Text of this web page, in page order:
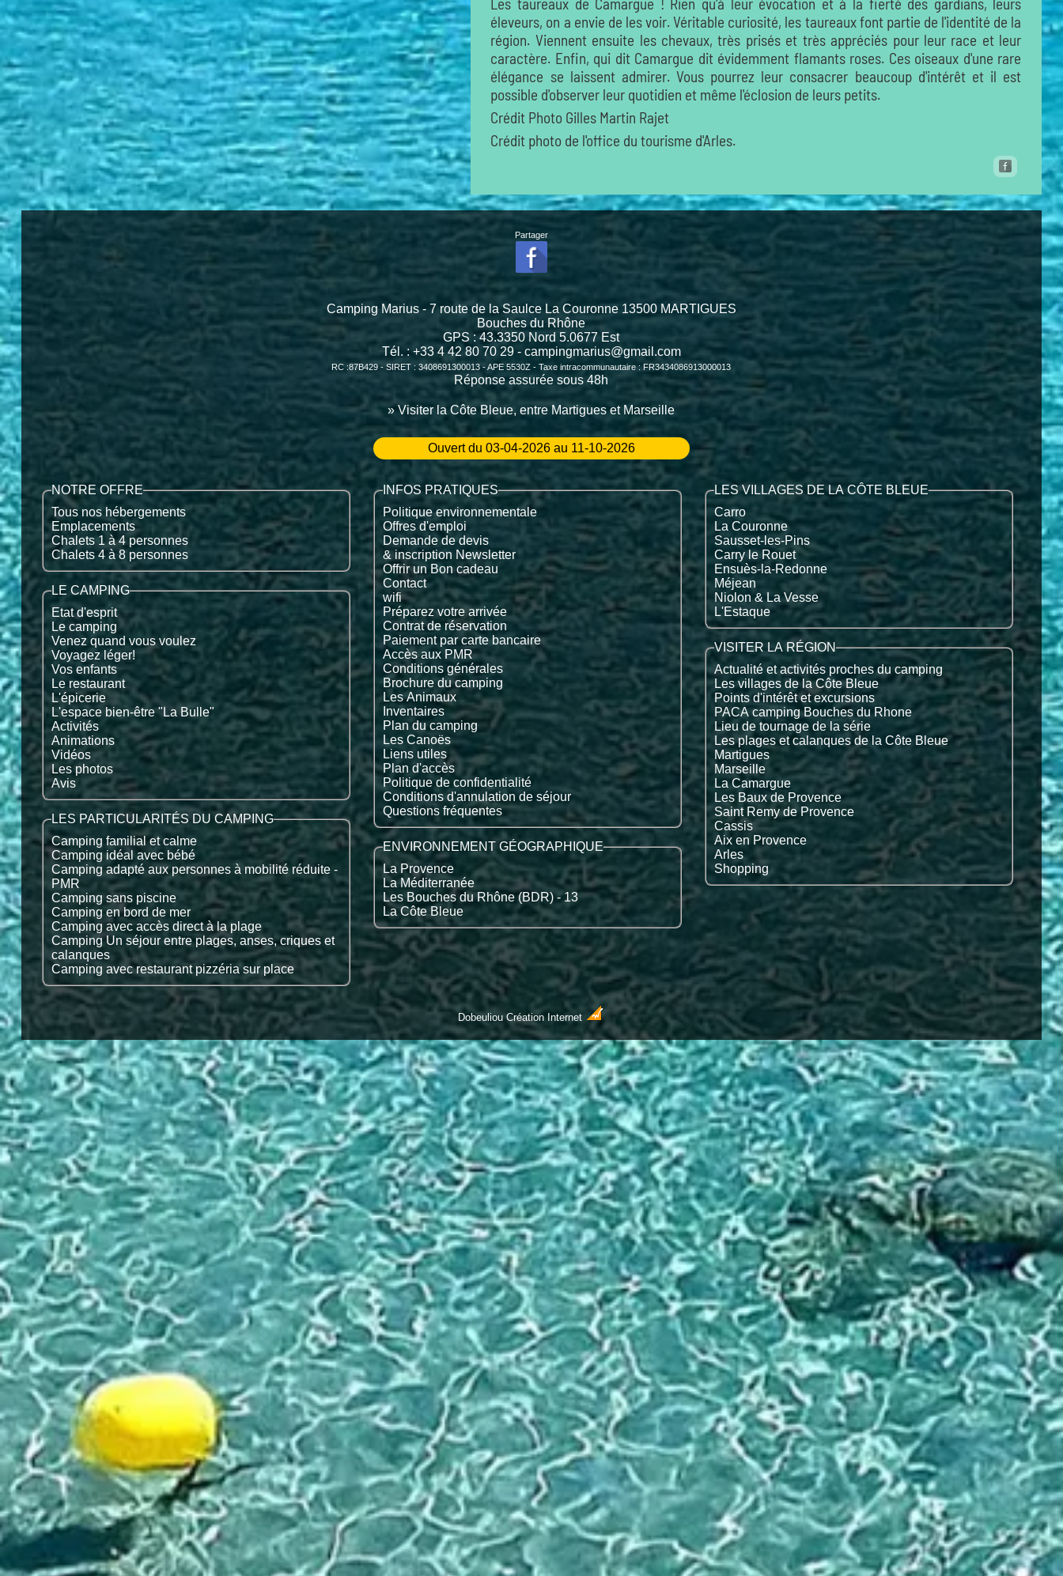
éleveurs, on a envie de les voir. Véritable curiosité, les taureaux font partie de l'identité de la
région. Viennent ensuite les chevaux, très prisés et très appréciés pour leur race et leur
caractère. Enfin, qui dit Camargue dit évidemment flamants roses. Ces oiseaux d'une rare
élégance se laissent admirer. Vous pourrez leur consacrer beaucoup d'intérêt et il est
possible d'observer leur quotidien et même l'éclosion de leurs petits.
Crédit Photo Gilles Martin Rajet
Crédit photo de l'office du tourisme d'Arles.
Partager
Camping Marius - 7 route de la Saulce La Couronne 13500 MARTIGUES
Bouches du Rhône
GPS :43.3350 Nord5.0677 Est
Tél. : +33 4 42 80 70 29 - campingmarius@gmail.com
RC :87B429 - SIRET : 3408691300013 - APE 5530Z - Taxe intracommunautaire : FR3434086913000013
Réponse assurée sous 48h
» Visiter la Côte Bleue, entre Martigues et Marseille
Ouvert du 03-04-2026 au 11-10-2026
NOTRE OFFRE
Tous nos hébergements
Emplacements
Chalets 1 à 4 personnes
Chalets 4 à 8 personnes
LE CAMPING
Etat d'esprit
Le camping
Venez quand vous voulez
Voyagez léger!
Vos enfants
Le restaurant
L'épicerie
L'espace bien-être "La Bulle"
Activités
Animations
Vidéos
Les photos
Avis
LES PARTICULARITÉS DU CAMPING
Camping familial et calme
Camping idéal avec bébé
Camping adapté aux personnes à mobilité réduite -
PMR
Camping sans piscine
Camping en bord de mer
Camping avec accès direct à la plage
Camping Un séjour entre plages, anses, criques et
calanques
Camping avec restaurant pizzéria sur place
INFOS PRATIQUES
Politique environnementale
Offres d'emploi
Demande de devis
& inscription Newsletter
Offrir un Bon cadeau
Contact
wifi
Préparez votre arrivée
Contrat de réservation
Paiement par carte bancaire
Accès aux PMR
Conditions générales
Brochure du camping
Les Animaux
Inventaires
Plan du camping
Les Canoës
Liens utiles
Plan d'accès
Politique de confidentialité
Conditions d'annulation de séjour
Questions fréquentes
ENVIRONNEMENT GÉOGRAPHIQUE
La Provence
La Méditerranée
Les Bouches du Rhône (BDR) - 13
La Côte Bleue
LES VILLAGES DE LA CÔTE BLEUE
Carro
La Couronne
Sausset-les-Pins
Carry le Rouet
Ensuès-la-Redonne
Méjean
Niolon & La Vesse
L'Estaque
VISITER LA RÉGION
Actualité et activités proches du camping
Les villages de la Côte Bleue
Points d'intérêt et excursions
PACA camping Bouches du Rhone
Lieu de tournage de la série
Les plages et calanques de la Côte Bleue
Martigues
Marseille
La Camargue
Les Baux de Provence
Saint Remy de Provence
Cassis
Aix en Provence
Arles
Shopping
Dobeuliou Création Internet